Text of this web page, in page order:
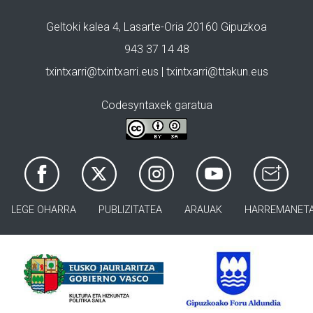
Geltoki kalea 4, Lasarte-Oria 20160 Gipuzkoa
943 37 14 48
txintxarri@txintxarri.eus | txintxarri@ttakun.eus
Codesyntaxek garatua
LEGE OHARRA PUBLIZITATEA ARAUAK